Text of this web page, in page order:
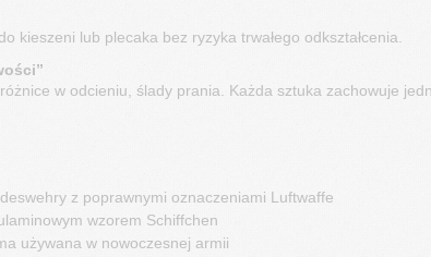
kieszeni lub plecaka bez ryzyka trwałego odkształcenia.
w odcieniu, ślady prania. Każda sztuka zachowuje
z poprawnymi oznaczeniami Luftwaffe
wzorem Schiffchen
używana w nowoczesnej armii